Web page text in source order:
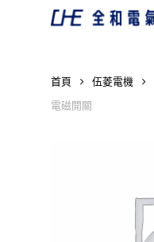
首頁 伍菱電機
電磁開關